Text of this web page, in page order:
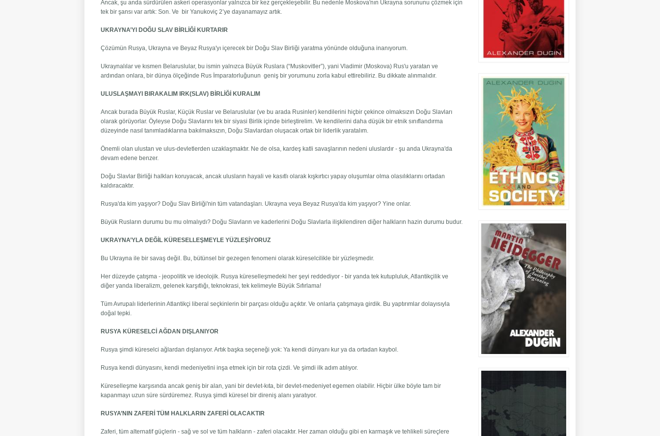
Ancak, şu anda sürdürülen askeri operasyonlar yalnızca bir kez gerçekleşebilir. Bu nedenle Moskova'nın Ukrayna sorununu çözmek için
tek bir şansı var artık: Son. Ve bir Yanukoviç 2’ye dayanamayız artık.
UKRAYNA’YI DOĞU SLAV BİRLİĞİ KURTARIR
Çözümün Rusya, Ukrayna ve Beyaz Rusya'yı içerecek bir Doğu Slav Birliği yaratma yönünde olduğuna inanıyorum.
Ukraynalılar ve kısmen Belaruslular, bu ismin yalnızca Büyük Ruslara (“Muskovitler”), yani Vladimir (Moskova) Rus'u yaratan ve
ardından onlara, bir dünya ölçeğinde Rus İmparatorluğunun geniş bir yorumunu zorla kabul ettirebiliriz. Bu dikkate alınmalıdır.
ULUSLAŞMAYI BIRAKALIM IRK(SLAV) BİRLİĞİ KURALIM
Ancak burada Büyük Ruslar, Küçük Ruslar ve Belaruslular (ve bu arada Rusinler) kendilerini hiçbir çekince olmaksızın Doğu Slavları
olarak görüyorlar. Öyleyse Doğu Slavlarını tek bir siyasi Birlik içinde birleştirelim. Ve kendilerini daha düşük bir etnik sınıflandırma
düzeyinde nasıl tanımladıklarına bakılmaksızın, Doğu Slavlardan oluşacak ortak bir liderlik yaratalım.
Önemli olan ulustan ve ulus-devletlerden uzaklaşmaktır. Ne de olsa, kardeş katli savaşlarının nedeni uluslardır - şu anda Ukrayna'da
devam edene benzer.
Doğu Slavlar Birliği halkları koruyacak, ancak ulusların hayali ve kasıtlı olarak kışkırtıcı yapay oluşumlar olma olasılıklarını ortadan
kaldıracaktır.
Rusya'da kim yaşıyor? Doğu Slav Birliği'nin tüm vatandaşları. Ukrayna veya Beyaz Rusya'da kim yaşıyor? Yine onlar.
Büyük Rusların durumu bu mu olmalıydı? Doğu Slavların ve kaderlerini Doğu Slavlarla ilişkilendiren diğer halkların hazin durumu budur.
UKRAYNA’YLA DEĞİL KÜRESELLEŞMEYLE YÜZLEŞİYORUZ
Bu Ukrayna ile bir savaş değil. Bu, bütünsel bir gezegen fenomeni olarak küreselcilikle bir yüzleşmedir.
Her düzeyde çatışma - jeopolitik ve ideolojik. Rusya küreselleşmedeki her şeyi reddediyor - bir yanda tek kutupluluk, Atlantikçilik ve
diğer yanda liberalizm, gelenek karşıtlığı, teknokrasi, tek kelimeyle Büyük Sıfırlama!
Tüm Avrupalı ​​liderlerinin Atlantikçi liberal seçkinlerin bir parçası olduğu açıktır. Ve onlarla çatışmaya girdik. Bu yaptırımlar dolayısıyla
doğal tepki.
RUSYA KÜRESELCİ AĞDAN DIŞLANIYOR
Rusya şimdi küreselci ağlardan dışlanıyor. Artık başka seçeneği yok: Ya kendi dünyanı kur ya da ortadan kaybol.
Rusya kendi dünyasını, kendi medeniyetini inşa etmek için bir rota çizdi. Ve şimdi ilk adım atılıyor.
Küreselleşme karşısında ancak geniş bir alan, yani bir devlet-kıta, bir devlet-medeniyet egemen olabilir. Hiçbir ülke böyle tam bir
kapanmayı uzun süre sürdüremez. Rusya şimdi küresel bir direniş alanı yaratıyor.
RUSYA’NIN ZAFERİ TÜM HALKLARIN ZAFERİ OLACAKTIR
Zaferi, tüm alternatif güçlerin - sağ ve sol ve tüm halkların - zaferi olacaktır. Her zaman olduğu gibi en karmaşık ve tehlikeli süreçlere